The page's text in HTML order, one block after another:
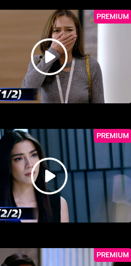
PREMIUM
PREMIUM
PREMIUM